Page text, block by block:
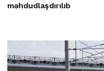
məhdudlaşdırılıb